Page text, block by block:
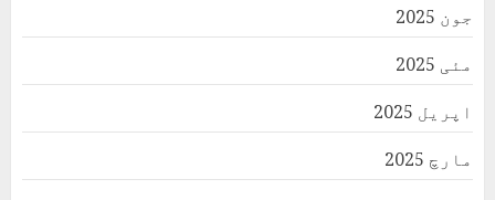
جون 2025
مئی 2025
اپریل 2025
مارچ 2025